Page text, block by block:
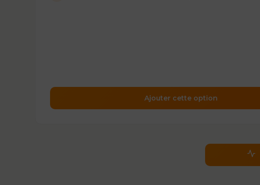
Ajouter cette option